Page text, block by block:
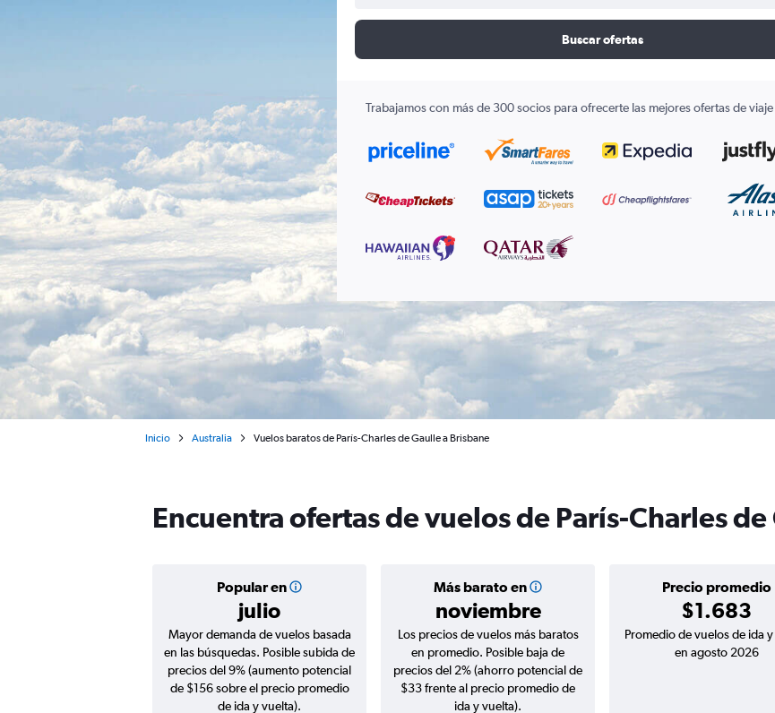
Buscar ofertas
Trabajamos con más de 300 socios para ofrecerte las mejores ofertas de viaje
Inicio Australia Vuelos baratos de París-Charles de Gaulle a Brisbane
Encuentra ofertas de vuelos de París-Charles
Popular en
julio
Más barato en
noviembre
Precio promedio
$1.683
Mayor demanda de vuelos basada
en las búsquedas. Posible subida de
precios del 9% (aumento potencial
de $156 sobre el precio promedio
de ida y vuelta).
Los precios de vuelos más baratos
en promedio. Posible baja de
precios del 2% (ahorro potencial de
$33 frente al precio promedio de
ida y vuelta).
Promedio de vuelos de ida
en agosto 2026